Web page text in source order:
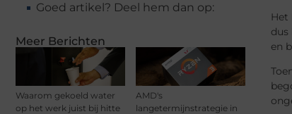
Goed artikel? Deel hem dan op:
Meer Berichten
Waarom gekoeld water
op het werk juist bij hitte
AMD's
langetermijnstrategie in
Het
dus
en